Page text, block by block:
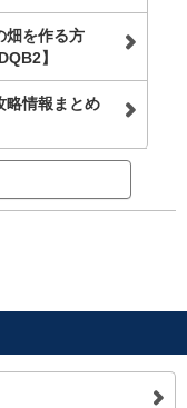
畑を作る方
】
略情報まとめ